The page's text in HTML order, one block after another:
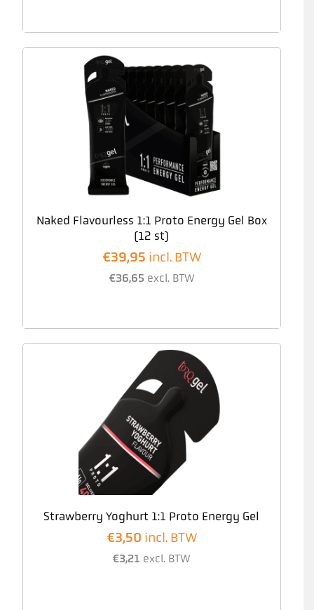
Naked Flavourless 1:1 Proto Energy Gel Box
(12 st)
€39,95 incl. BTW
€36,65 excl. BTW
Strawberry Yoghurt 1:1 Proto Energy Gel
€3,50 incl. BTW
€3,21 excl. BTW